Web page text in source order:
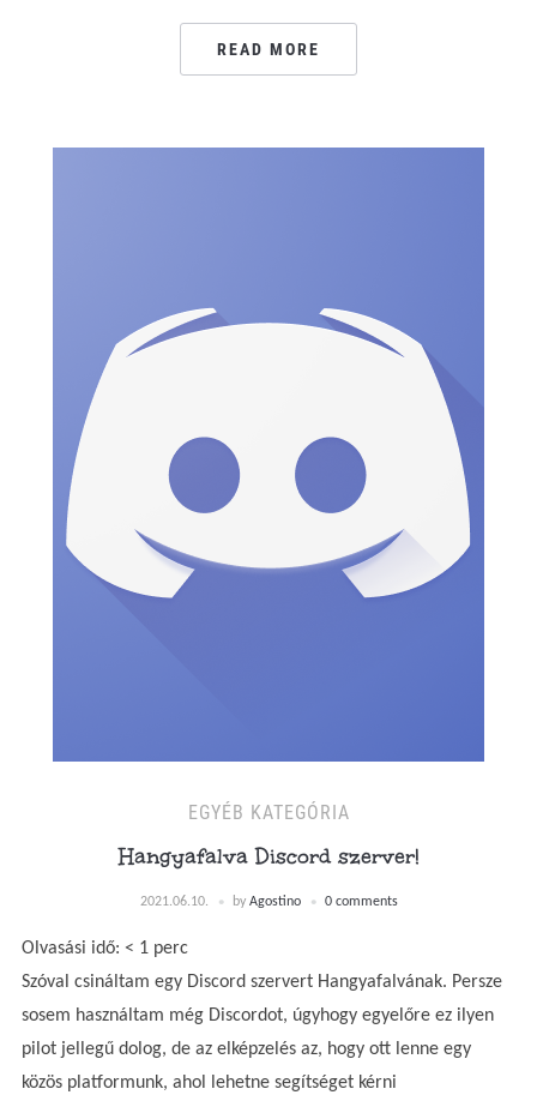
READ MORE
EGYÉB KATEGÓRIA
Hangyafalva Discord szerver!
2021.06.10. by Agostino 0 comments
Olvasási idő: < 1 perc
Szóval csináltam egy Discord szervert Hangyafalvának. Persze
sosem használtam még Discordot, úgyhogy egyelőre ez ilyen
pilot jellegű dolog, de az elképzelés az, hogy ott lenne egy
közös platformunk, ahol lehetne segítséget kérni